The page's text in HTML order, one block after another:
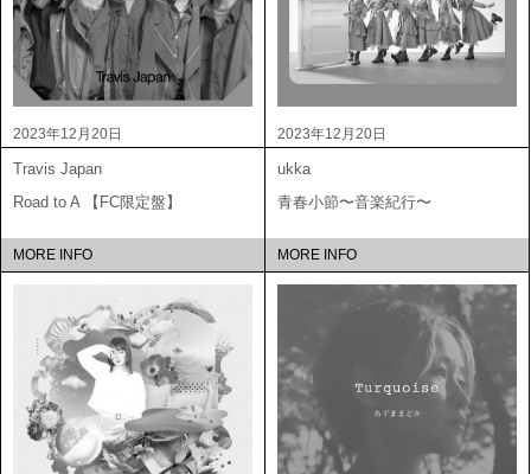
2023年12月20日
Travis Japan
Road to A 【FC限定盤】
MORE INFO
2023年12月20日
ukka
青春小節〜音楽紀行〜
MORE INFO